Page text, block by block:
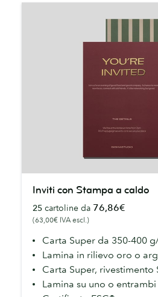
con
Stampa
caldo
Inviti con Stampa a caldo
25 cartoline da 76,86€
(63,00€ IVA escl.)
Carta Super da 350-400
Lamina in rilievo oro o
Carta Super, rivestimento
Lamina su uno o